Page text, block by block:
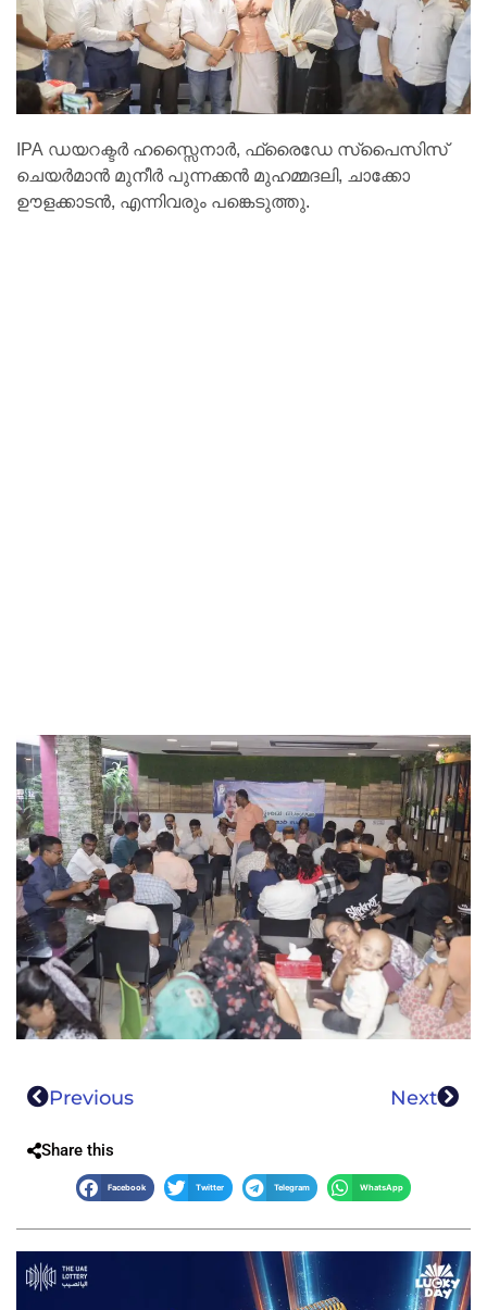
IPA ഡയറക്ടർ ഹസ്സൈനാർ, ഫ്രൈഡേ സ്‌പൈസിസ്
ചെയർമാൻ മുനീർ പുന്നക്കൻ മുഹമ്മദലി, ചാക്കോ
ഊളക്കാടൻ, എന്നിവരും പങ്കെടുത്തു.
Previous Next
Share this
Facebook Twitter Telegram WhatsApp